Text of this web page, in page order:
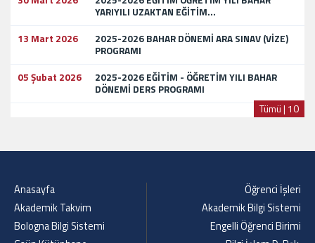
YARIYILI UZAKTAN EĞİTİM...
13 Mart 2026
2025-2026 BAHAR DÖNEMİ ARA SINAV (VİZE)
PROGRAMI
05 Şubat 2026
2025-2026 EĞİTİM - ÖĞRETİM YILI BAHAR
DÖNEMİ DERS PROGRAMI
Tümü | 10
Anasayfa
Akademik Takvim
Bologna Bilgi Sistemi
Öğrenci İşleri
Akademik Bilgi Sistemi
Engelli Öğrenci Birimi